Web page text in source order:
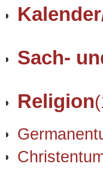
Sach-
Religion